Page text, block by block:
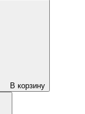
В корзину